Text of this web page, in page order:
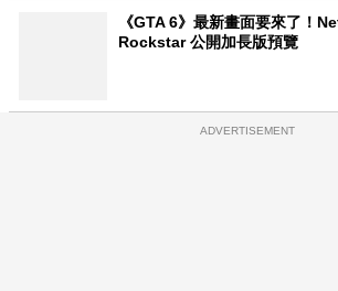
《GTA 6》最新畫面要來了！
Rockstar 公開加長版預覽
ADVERTISEMENT